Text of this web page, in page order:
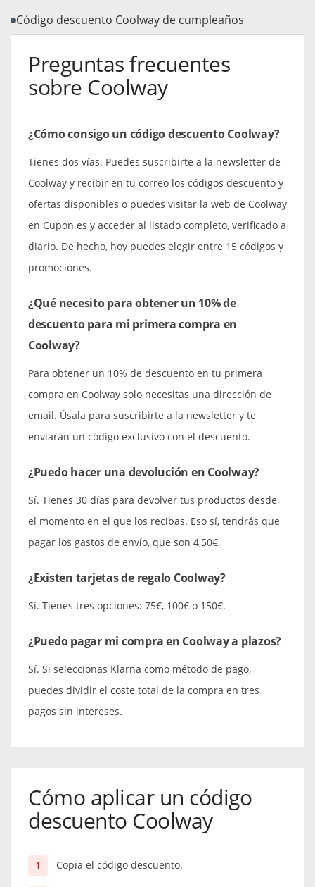
Código descuento Coolway de cumpleaños
Preguntas frecuentes
sobre Coolway
¿Cómo consigo un código descuento Coolway?
Tienes dos vías. Puedes suscribirte a la newsletter de
Coolway y recibir en tu correo los códigos descuento y
ofertas disponibles o puedes visitar la web de Coolway
en Cupon.es y acceder al listado completo, verificado a
diario. De hecho, hoy puedes elegir entre 15 códigos y
promociones.
¿Qué necesito para obtener un 10% de
descuento para mi primera compra en
Coolway?
Para obtener un 10% de descuento en tu primera
compra en Coolway solo necesitas una dirección de
email. Úsala para suscribirte a la newsletter y te
enviarán un código exclusivo con el descuento.
¿Puedo hacer una devolución en Coolway?
Sí. Tienes 30 días para devolver tus productos desde
el momento en el que los recibas. Eso sí, tendrás que
pagar los gastos de envío, que son 4,50€.
¿Existen tarjetas de regalo Coolway?
Sí. Tienes tres opciones: 75€, 100€ o 150€.
¿Puedo pagar mi compra en Coolway a plazos?
Sí. Si seleccionas Klarna como método de pago,
puedes dividir el coste total de la compra en tres
pagos sin intereses.
Cómo aplicar un código
descuento Coolway
Copia el código descuento.